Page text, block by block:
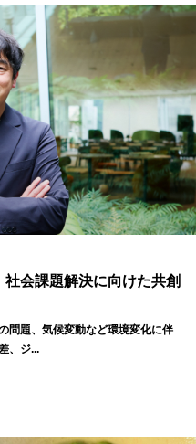
会課題解決に向けた共創
問題、気候変動など環境変化に伴
、ジ...